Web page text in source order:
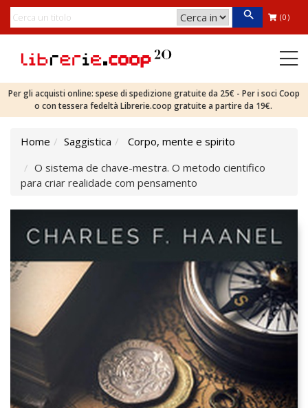
(0)
Per gli acquisti online: spese di spedizione gratuite da 25€ - Per i soci Coop
o con tessera fedeltà Librerie.coop gratuite a partire da 19€.
Home Saggistica
Corpo, mente e spirito
O sistema de chave-mestra. O metodo cientifico
para criar realidade com pensamento